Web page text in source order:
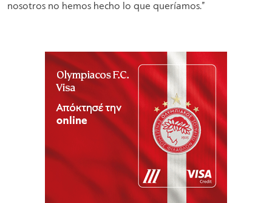
nosotros no hemos hecho lo que queríamos.”